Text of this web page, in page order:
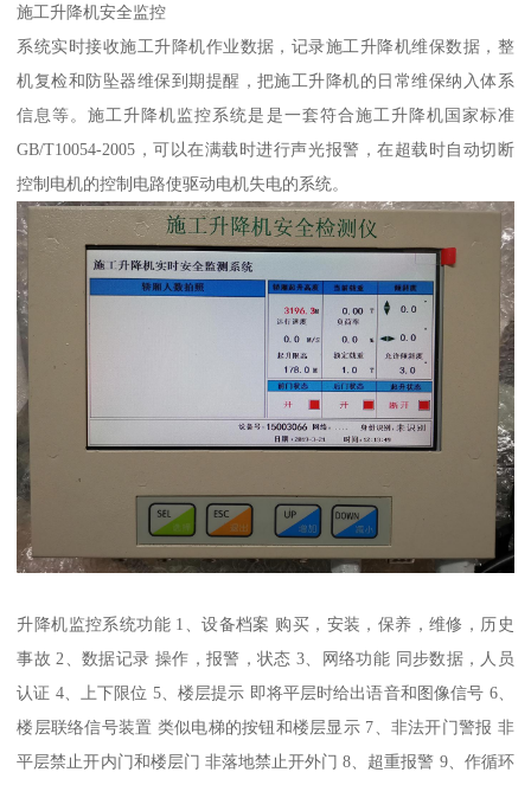
施工升降机安全监控
系统实时接收施工升降机作业数据，记录施工升降机维保数据，整
机复检和防坠器维保到期提醒，把施工升降机的日常维保纳入体系
信息等。施工升降机监控系统是是一套符合施工升降机国家标准
GB/T10054-2005，可以在满载时进行声光报警，在超载时自动切断
控制电机的控制电路使驱动电机失电的系统。
升降机监控系统功能 1、设备档案 购买，安装，保养，维修，历史
事故 2、数据记录 操作，报警，状态 3、网络功能 同步数据，人员
认证 4、上下限位 5、楼层提示 即将平层时给出语音和图像信号 6、
楼层联络信号装置 类似电梯的按钮和楼层显示 7、非法开门警报 非
平层禁止开内门和楼层门 非落地禁止开外门 8、超重报警 9、作循环